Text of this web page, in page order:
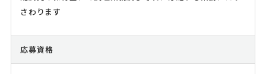
さわります
応募資格